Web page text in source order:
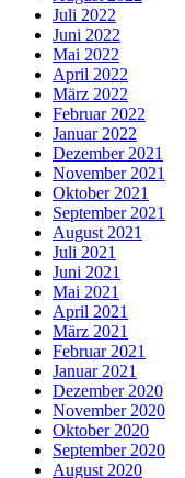
Juli 2022
Juni 2022
Mai 2022
April 2022
März 2022
Februar 2022
Januar 2022
Dezember 2021
November 2021
Oktober 2021
September 2021
August 2021
Juli 2021
Juni 2021
Mai 2021
April 2021
März 2021
Februar 2021
Januar 2021
Dezember 2020
November 2020
Oktober 2020
September 2020
August 2020